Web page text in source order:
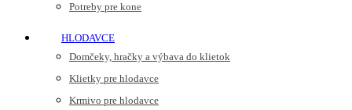
Potreby pre kone
HLODAVCE
Domčeky, hračky a výbava do klietok
Klietky pre hlodavce
Krmivo pre hlodavce